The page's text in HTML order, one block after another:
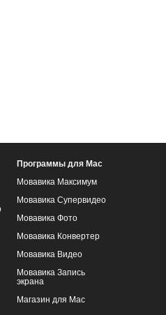
Программы для Mac
Мовавика Максимум
Мовавика Супервидео
Мовавика Фото
Мовавика Конвертер
Мовавика Видео
Мовавика Запись
экрана
Магазин для Mac